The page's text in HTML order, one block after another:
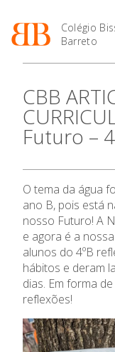
Colégio
Barreto
Projeto Educativo
Organização
Colaboradores
Instalações
Ofertas de emprego
Regulamentos
Jornal “O Coreto”
Privacidade
Enriquecimento
Oferta Curricular
Atividades
Atividades de
Letiva
Academia de Línguas
Profissionais
Matrículas
Horários e Manuais
Termalismo
Curso de Técnico/a
à Família e à
Ofertas de Emprego
2027
Calendários
Portal do Professor
de Educação
SIGE
Secretariado de
CBB
Futuro –
O tema da água
ano B, pois está
nosso Futuro! A
e agora é a
alunos do 4ºB
hábitos e deram
dias. Em forma
reflexões!